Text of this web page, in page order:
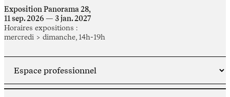
Exposition Panorama 28,
11 sep. 2026 — 3 jan. 2027
Horaires expositions :
mercredi > dimanche, 14h-19h